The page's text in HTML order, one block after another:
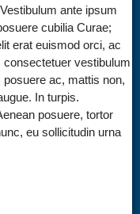
ante ipsum
cubilia Curae;
erat euismod orci, ac
vestibulum
ac, mattis non,
In turpis.
posuere, tortor
eu sollicitudin urna